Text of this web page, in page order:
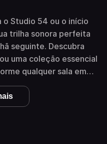
Studio 54 ou o início
trilha sonora perfeita
seguinte. Descubra
uma coleção essencial
qualquer sala em
que você precisa para
a aquelas noites
-vindo à
garantida para fazer